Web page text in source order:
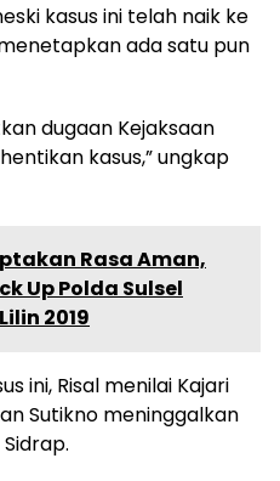
kasus ini telah naik ke
ada satu pun
dugaan Kejaksaan
kasus,” ungkap
Rasa Aman,
Up Polda Sulsel
2019
ini, Risal menilai Kajari
Sutikno meninggalkan